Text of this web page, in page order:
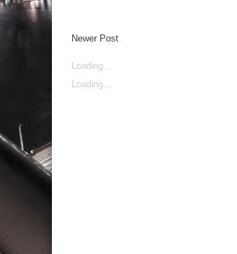
Newer Post
Loading...
Loading...